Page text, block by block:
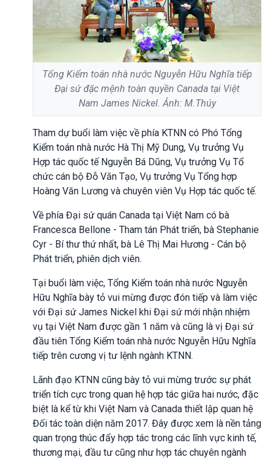
Tổng Kiểm toán nhà nước Nguyễn Hữu Nghĩa tiếp
Đại sứ đặc mệnh toàn quyền Canada tại Việt
Nam James Nickel. Ảnh: M.Thúy
Tham dự buổi làm việc về phía KTNN có Phó Tổng
Kiểm toán nhà nước Hà Thị Mỹ Dung, Vụ trưởng Vụ
Hợp tác quốc tế Nguyễn Bá Dũng, Vụ trưởng Vụ Tổ
chức cán bộ Đỗ Văn Tạo, Vụ trưởng Vụ Tổng hợp
Hoàng Văn Lương và chuyên viên Vụ Hợp tác quốc tế.
Về phía Đại sứ quán Canada tại Việt Nam có bà
Francesca Bellone - Tham tán Phát triển, bà Stephanie
Cyr - Bí thư thứ nhất, bà Lê Thị Mai Hương - Cán bộ
Phát triển, phiên dịch viên.
Tại buổi làm việc, Tổng Kiểm toán nhà nước Nguyễn
Hữu Nghĩa bày tỏ vui mừng được đón tiếp và làm việc
với Đại sứ James Nickel khi Đại sứ mới nhận nhiệm
vụ tại Việt Nam được gần 1 năm và cũng là vị Đại sứ
đầu tiên Tổng Kiểm toán nhà nước Nguyễn Hữu Nghĩa
tiếp trên cương vị tư lệnh ngành KTNN.
Lãnh đạo KTNN cũng bày tỏ vui mừng trước sự phát
triển tích cực trong quan hệ hợp tác giữa hai nước, đặc
biệt là kể từ khi Việt Nam và Canada thiết lập quan hệ
Đối tác toàn diện năm 2017. Đây được xem là nền tảng
quan trọng thúc đẩy hợp tác trong các lĩnh vực kinh tế,
thương mại, đầu tư cũng như hợp tác chuyên ngành